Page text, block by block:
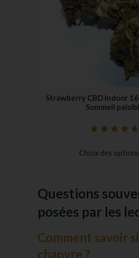
Strawberry CBD Indoor
Sommeil
notations
Choix des options
Questions
posées par les
Comment savoir si
chanvre ?